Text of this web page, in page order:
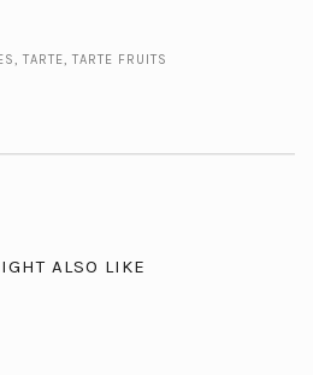
, TARTE, TARTE FRUITS
ALSO LIKE